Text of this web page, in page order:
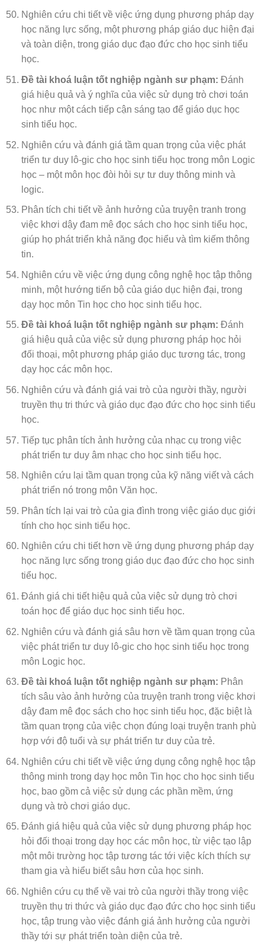
Nghiên cứu chi tiết về việc ứng dụng phương pháp dạy
học năng lực sống, một phương pháp giáo dục hiện đại
và toàn diện, trong giáo dục đạo đức cho học sinh tiểu
học.
Đề tài khoá luận tốt nghiệp ngành sư phạm: Đánh
giá hiệu quả và ý nghĩa của việc sử dụng trò chơi toán
học như một cách tiếp cận sáng tạo để giáo dục học
sinh tiểu học.
Nghiên cứu và đánh giá tầm quan trọng của việc phát
triển tư duy lô-gic cho học sinh tiểu học trong môn Logic
học – một môn học đòi hỏi sự tư duy thông minh và
logic.
Phân tích chi tiết về ảnh hưởng của truyện tranh trong
việc khơi dậy đam mê đọc sách cho học sinh tiểu học,
giúp họ phát triển khả năng đọc hiểu và tìm kiếm thông
tin.
Nghiên cứu về việc ứng dụng công nghệ học tập thông
minh, một hướng tiến bộ của giáo dục hiện đại, trong
dạy học môn Tin học cho học sinh tiểu học.
Đề tài khoá luận tốt nghiệp ngành sư phạm: Đánh
giá hiệu quả của việc sử dụng phương pháp học hỏi
đối thoại, một phương pháp giáo dục tương tác, trong
dạy học các môn học.
Nghiên cứu và đánh giá vai trò của người thầy, người
truyền thụ tri thức và giáo dục đạo đức cho học sinh tiểu
học.
Tiếp tục phân tích ảnh hưởng của nhạc cụ trong việc
phát triển tư duy âm nhạc cho học sinh tiểu học.
Nghiên cứu lại tầm quan trọng của kỹ năng viết và cách
phát triển nó trong môn Văn học.
Phân tích lại vai trò của gia đình trong việc giáo dục giới
tính cho học sinh tiểu học.
Nghiên cứu chi tiết hơn về ứng dụng phương pháp dạy
học năng lực sống trong giáo dục đạo đức cho học sinh
tiểu học.
Đánh giá chi tiết hiệu quả của việc sử dụng trò chơi
toán học để giáo dục học sinh tiểu học.
Nghiên cứu và đánh giá sâu hơn về tầm quan trọng của
việc phát triển tư duy lô-gic cho học sinh tiểu học trong
môn Logic học.
Đề tài khoá luận tốt nghiệp ngành sư phạm: Phân
tích sâu vào ảnh hưởng của truyện tranh trong việc khơi
dậy đam mê đọc sách cho học sinh tiểu học, đặc biệt là
tầm quan trọng của việc chọn đúng loại truyện tranh phù
hợp với độ tuổi và sự phát triển tư duy của trẻ.
Nghiên cứu chi tiết về việc ứng dụng công nghệ học tập
thông minh trong dạy học môn Tin học cho học sinh tiểu
học, bao gồm cả việc sử dụng các phần mềm, ứng
dụng và trò chơi giáo dục.
Đánh giá hiệu quả của việc sử dụng phương pháp học
hỏi đối thoại trong dạy học các môn học, từ việc tạo lập
một môi trường học tập tương tác tới việc kích thích sự
tham gia và hiểu biết sâu hơn của học sinh.
Nghiên cứu cụ thể về vai trò của người thầy trong việc
truyền thụ tri thức và giáo dục đạo đức cho học sinh tiểu
học, tập trung vào việc đánh giá ảnh hưởng của người
thầy tới sự phát triển toàn diện của trẻ.